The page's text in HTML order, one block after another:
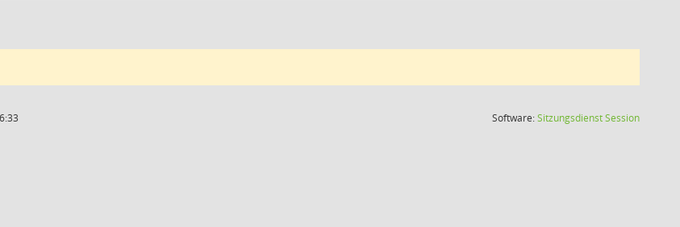
Software:SitzungsdienstSession(Wird in